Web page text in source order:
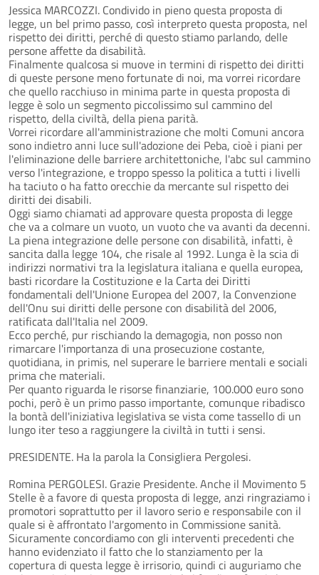
Jessica MARCOZZI. Condivido in pieno questa proposta di
legge, un bel primo passo, così interpreto questa proposta, nel
rispetto dei diritti, perché di questo stiamo parlando, delle
persone affette da disabilità.
Finalmente qualcosa si muove in termini di rispetto dei diritti
di queste persone meno fortunate di noi, ma vorrei ricordare
che quello racchiuso in minima parte in questa proposta di
legge è solo un segmento piccolissimo sul cammino del
rispetto, della civiltà, della piena parità.
Vorrei ricordare all'amministrazione che molti Comuni ancora
sono indietro anni luce sull'adozione dei Peba, cioè i piani per
l'eliminazione delle barriere architettoniche, l'abc sul cammino
verso l'integrazione, e troppo spesso la politica a tutti i livelli
ha taciuto o ha fatto orecchie da mercante sul rispetto dei
diritti dei disabili.
Oggi siamo chiamati ad approvare questa proposta di legge
che va a colmare un vuoto, un vuoto che va avanti da decenni.
La piena integrazione delle persone con disabilità, infatti, è
sancita dalla legge 104, che risale al 1992. Lunga è la scia di
indirizzi normativi tra la legislatura italiana e quella europea,
basti ricordare la Costituzione e la Carta dei Diritti
fondamentali dell'Unione Europea del 2007, la Convenzione
dell'Onu sui diritti delle persone con disabilità del 2006,
ratificata dall'Italia nel 2009.
Ecco perché, pur rischiando la demagogia, non posso non
rimarcare l'importanza di una prosecuzione costante,
quotidiana, in primis, nel superare le barriere mentali e sociali
prima che materiali.
Per quanto riguarda le risorse finanziarie, 100.000 euro sono
pochi, però è un primo passo importante, comunque ribadisco
la bontà dell'iniziativa legislativa se vista come tassello di un
lungo iter teso a raggiungere la civiltà in tutti i sensi.
PRESIDENTE. Ha la parola la Consigliera Pergolesi.
Romina PERGOLESI. Grazie Presidente. Anche il Movimento 5
Stelle è a favore di questa proposta di legge, anzi ringraziamo i
promotori soprattutto per il lavoro serio e responsabile con il
quale si è affrontato l'argomento in Commissione sanità.
Sicuramente concordiamo con gli interventi precedenti che
hanno evidenziato il fatto che lo stanziamento per la
copertura di questa legge è irrisorio, quindi ci auguriamo che